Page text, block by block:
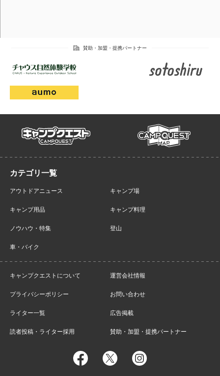
campquest campmap
アウトドアニュース キャンプ場
キャンプ用品 キャンプ料理
ノウハウ・特集 登山
車・バイク
キャンプクエストについて 運営会社情報
プライバシーポリシー お問い合わせ
ライター一覧 広告掲載
読者投稿・ライター採用 賛助・加盟・提携パートナー
facebooktwitter instagram